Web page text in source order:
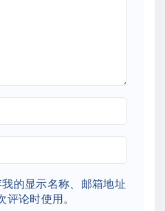
的显示名称、邮箱地址
论时使用。